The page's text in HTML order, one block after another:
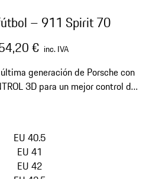
– 911 Spirit 70
€ inc. IVA
generación de Porsche con
3D para un mejor control del
EU 40.5
EU 41
EU 42